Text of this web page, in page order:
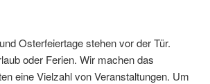
Osterfeiertage stehen vor der Tür.
oder Ferien. Wir machen das
eine Vielzahl von Veranstaltungen. Um